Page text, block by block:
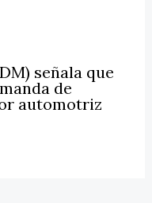
señala que
de
automotriz